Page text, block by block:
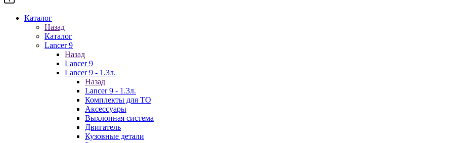
Каталог
Назад
Каталог
Lancer 9
Назад
Lancer 9
Lancer 9 - 1.3л.
Назад
Lancer 9 - 1.3л.
Комплекты для ТО
Аксессуары
Выхлопная система
Двигатель
Кузовные детали